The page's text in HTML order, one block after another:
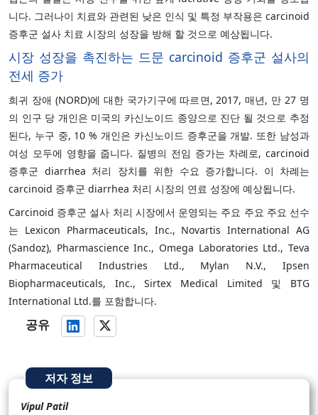
니다. 그러나이 치료와 관련된 낮은 인식 및 특정 부작용은 carcinoid
증후군 설사 치료 시장의 성장을 방해 할 것으로 예상됩니다.
시장 성장을 촉진하는 드문 carcinoid 증후군 설사의
전세 증가
희귀 장애 (NORD)에 대한 국가기구에 따르면, 2017, 매년, 만 27 명
의 인구 당 개인은 미국의 카신노이드 종양으로 진단 될 것으로 추정
된다, 누구 중, 10 % 개인은 카신노이드 증후군을 개발. 또한 남성과
여성 모두에 영향을 줍니다. 질병의 전임 증가는 차례로, carcinoid
증후군 diarrhea 처리 장치를 위한 수요 증가합니다. 이 차례는
carcinoid 증후군 diarrhea 처리 시장의 연료 성장에 예상됩니다.
Carcinoid 증후군 설사 처리 시장에서 운영되는 주요 주요 주요 선수
는 Lexicon Pharmaceuticals, Inc., Novartis International AG
(Sandoz), Pharmascience Inc., Omega Laboratories Ltd., Teva
Pharmaceutical Industries Ltd., Mylan N.V., Ipsen
Biopharmaceuticals, Inc., Sirtex Medical Limited 및 BTG
International Ltd.를 포함합니다.
공유
저자 정보
Vipul Patil